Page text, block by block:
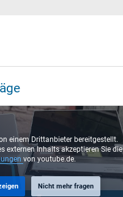
einem Drittanbieter bereitgestellt.
externen Inhalts akzeptieren Sie die
von youtube.de.
Nicht mehr fragen